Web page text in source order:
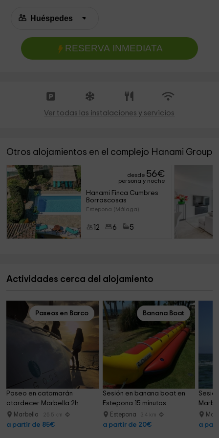
RESERVA INMEDIATA
Ver todas las instalaciones y servicios
Otros alojamientos en el complejo Hanami Group
desde 56€
persona y noche
Hanami Finca Cumbres
Borrascosas
Estepona (Málaga)
12 6 5
Actividades cerca del alojamiento
Paseos en Barco
Paseo en catamarán
atardecer Marbella 2h
adultos
Marbella 25.5 km
a partir de 85€
Banana Boat
Sesión en banana boat en
Estepona 15 minutos
Estepona 3.4 km
a partir de 20€ a